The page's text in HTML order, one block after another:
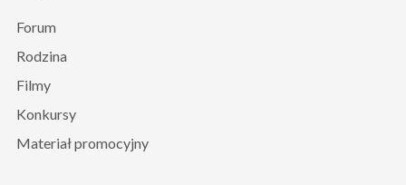
Forum
Rodzina
Filmy
Konkursy
Materiał promocyjny